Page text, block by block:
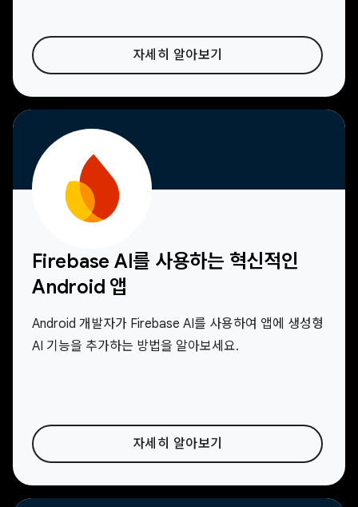
자세히 알아보기
Firebase AI를 사용하는 혁신적인
Android 앱
Android 개발자가 Firebase AI를 사용하여 앱에 생성형
AI 기능을 추가하는 방법을 알아보세요.
자세히 알아보기